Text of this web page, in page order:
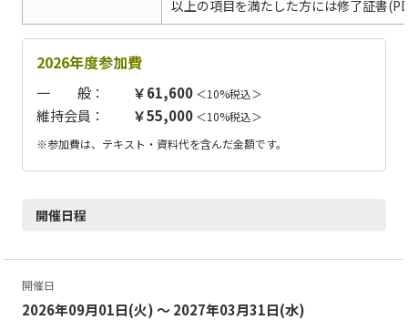
以上の項目を満たした方には修了証書
2026年度参加費
一 般： ￥61,600 ＜10%税込＞
維持会員： ￥55,000 ＜10%税込＞
※参加費は、テキスト・資料代を含んだ金額です。
開催日程
開催日
2026年09月01日(火) ～ 2027年03月31日(水)